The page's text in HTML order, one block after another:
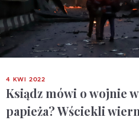
4 KWI 2022
Ksiądz mówi o wojnie
papieża? Wściekli